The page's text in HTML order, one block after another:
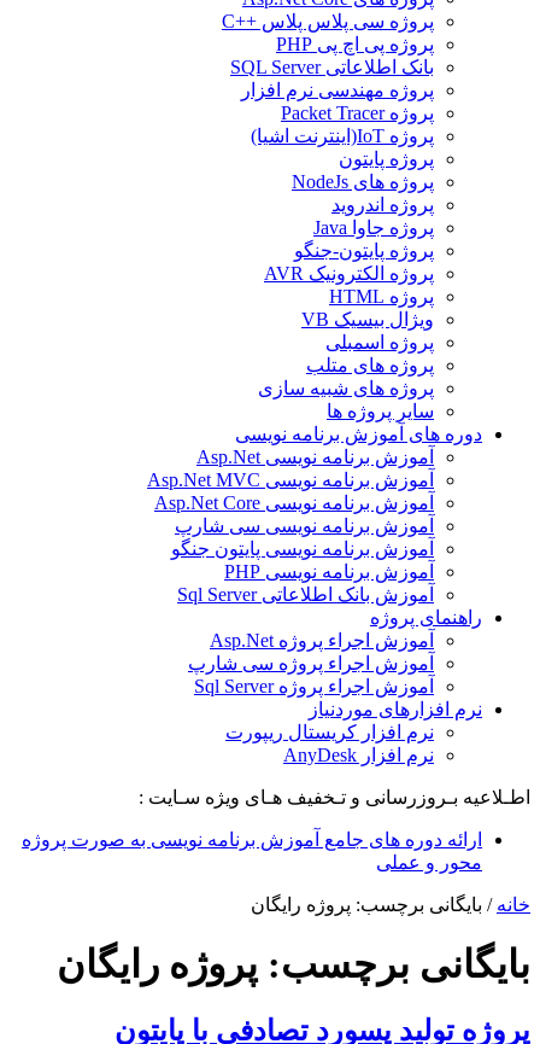
پروژه سی پلاس پلاس ++C
پروژه پی اچ پی PHP
بانک اطلاعاتی SQL Server
پروژه مهندسی نرم افزار
پروژه Packet Tracer
پروژه IoT(اینترنت اشیا)
پروژه پایتون
پروژه های NodeJs
پروژه اندروید
پروژه جاوا Java
پروژه پایتون-جنگو
پروژه الکترونیک AVR
پروژه HTML
ویژال بیسیک VB
پروژه اسمبلی
پروژه های متلب
پروژه های شبیه سازی
سایر پروژه ها
دوره های آموزش برنامه نویسی
آموزش برنامه نویسی Asp.Net
آموزش برنامه نویسی Asp.Net MVC
آموزش برنامه نویسی Asp.Net Core
آموزش برنامه نویسی سی شارپ
آموزش برنامه نویسی پایتون جنگو
آموزش برنامه نویسی PHP
آموزش بانک اطلاعاتی Sql Server
راهنمای پروژه
آموزش اجراء پروژه Asp.Net
آموزش اجراء پروژه سی شارپ
آموزش اجراء پروژه Sql Server
نرم افزارهای موردنیاز
نرم افزار کریستال ریپورت
نرم افزار AnyDesk
اطـلاعیه بـروزرسانی و تـخفیف هـای ویژه سـایت :
ارائه دوره های جامع آموزش برنامه نویسی به صورت پروژه
محور و عملی
خانه / بایگانی برچسب: پروژه رایگان
بایگانی برچسب: پروژه رایگان
پروژه تولید پسورد تصادفی با پایتون